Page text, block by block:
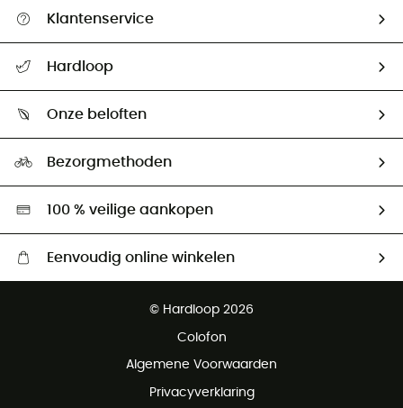
Klantenservice
Retourzendingen & Terugbetalingen
Hardloop
Ambassadeurs
Onze beloften
Hardgreen
Bezorgmethoden
100 % veilige aankopen
Eenvoudig online winkelen
Gratis retourneren binnen 100 dagen
© Hardloop 2026
Colofon
Algemene Voorwaarden
Privacyverklaring